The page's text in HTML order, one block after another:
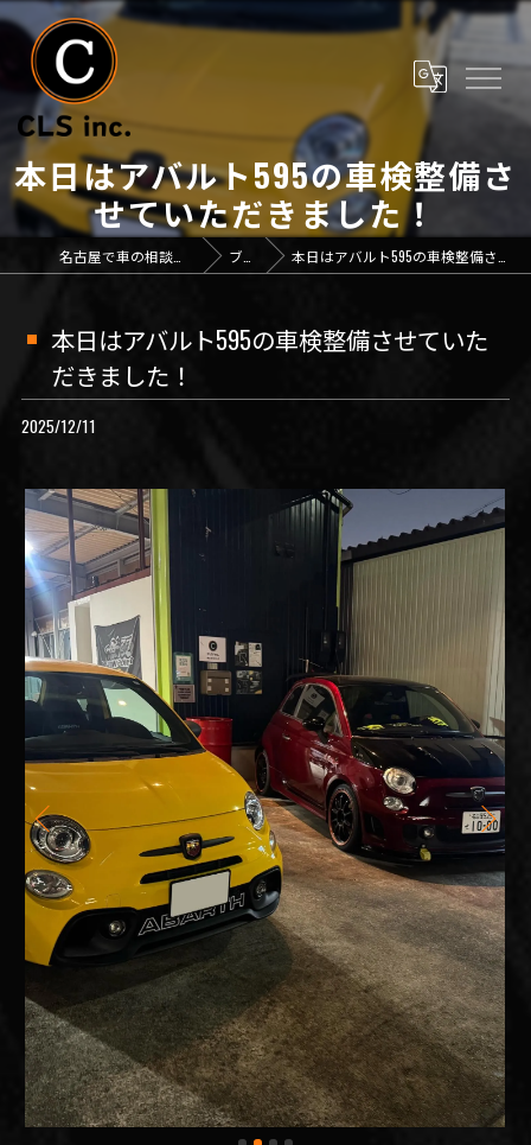
本日はアバルト595の車検整備さ
せていただきました！
ブログ 本日はアバルト595の車検整備させていただきました！
本日はアバルト595の車検整備させていた
だきました！
2025/12/11